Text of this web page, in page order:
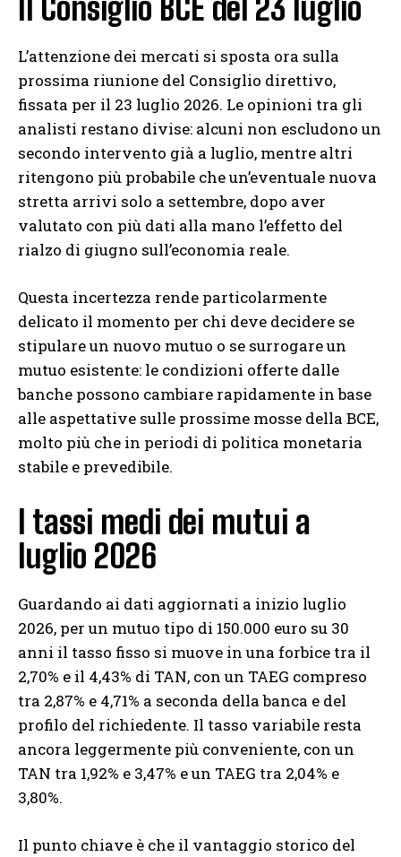
Il Consiglio BCE del 23 luglio
L’attenzione dei mercati si sposta ora sulla
prossima riunione del Consiglio direttivo,
fissata per il 23 luglio 2026. Le opinioni tra gli
analisti restano divise: alcuni non escludono un
secondo intervento già a luglio, mentre altri
ritengono più probabile che un’eventuale nuova
stretta arrivi solo a settembre, dopo aver
valutato con più dati alla mano l’effetto del
rialzo di giugno sull’economia reale.
Questa incertezza rende particolarmente
delicato il momento per chi deve decidere se
stipulare un nuovo mutuo o se surrogare un
mutuo esistente: le condizioni offerte dalle
banche possono cambiare rapidamente in base
alle aspettative sulle prossime mosse della BCE,
molto più che in periodi di politica monetaria
stabile e prevedibile.
I tassi medi dei mutui a
luglio 2026
Guardando ai dati aggiornati a inizio luglio
2026, per un mutuo tipo di 150.000 euro su 30
anni il tasso fisso si muove in una forbice tra il
2,70% e il 4,43% di TAN, con un TAEG compreso
tra 2,87% e 4,71% a seconda della banca e del
profilo del richiedente. Il tasso variabile resta
ancora leggermente più conveniente, con un
TAN tra 1,92% e 3,47% e un TAEG tra 2,04% e
3,80%.
Il punto chiave è che il vantaggio storico del